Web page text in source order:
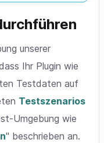
unserer
Ihr Plugin wie
Testdaten auf
Testszenarios
Umgebung wie
" beschrieben an.